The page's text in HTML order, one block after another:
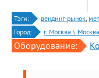
Тэги: вендинг-рынок,
Город:
г. Москва \ Москва
Оборудование: